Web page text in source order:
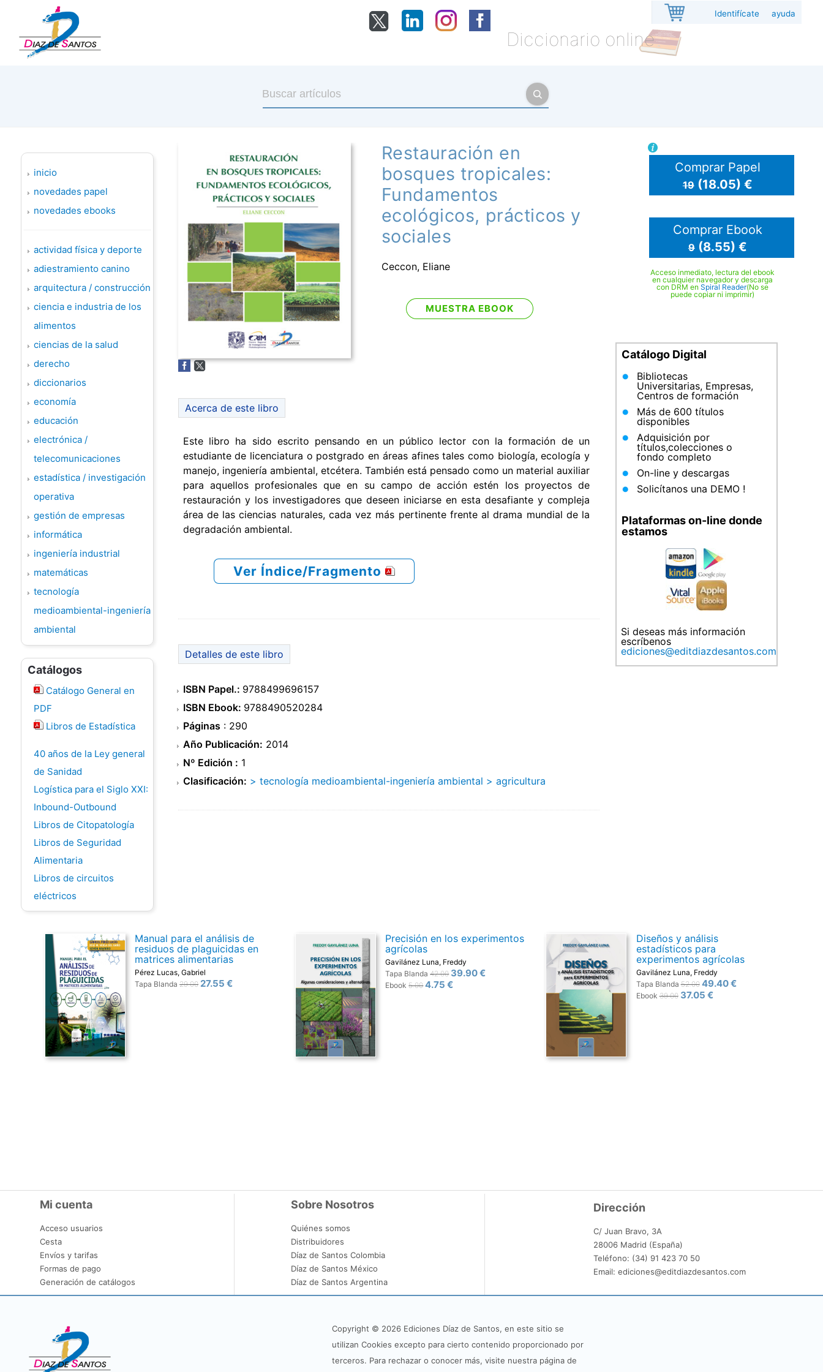
Identifícate ayuda
Diccionario online
inicio
novedades papel
novedades ebooks
actividad física y deporte
adiestramiento canino
arquitectura / construcción
ciencia e industria de los
alimentos
ciencias de la salud
derecho
diccionarios
economía
educación
electrónica /
telecomunicaciones
estadística / investigación
operativa
gestión de empresas
informática
ingeniería industrial
matemáticas
tecnología
medioambiental-ingeniería
ambiental
Catálogos
Catálogo General en
PDF
Libros de Estadística
40 años de la Ley general
de Sanidad
Logística para el Siglo XXI:
Inbound-Outbound
Libros de Citopatología
Libros de Seguridad
Alimentaria
Libros de circuitos
eléctricos
Restauración en
bosques tropicales:
Fundamentos
ecológicos, prácticos y
sociales
Ceccon, Eliane
MUESTRA EBOOK
Acerca de este libro
Este libro ha sido escrito pensando en un público lector con la formación de un
estudiante de licenciatura o postgrado en áreas afines tales como biología, ecología y
manejo, ingeniería ambiental, etcétera. También está pensado como un material auxiliar
para aquellos profesionales que en su campo de acción estén los proyectos de
restauración y los investigadores que deseen iniciarse en esta desafiante y compleja
área de las ciencias naturales, cada vez más pertinente frente al drama mundial de la
degradación ambiental.
Ver Índice/Fragmento
Detalles de este libro
ISBN Papel.: 9788499696157
ISBN Ebook: 9788490520284
Páginas : 290
Año Publicación: 2014
Nº Edición : 1
Clasificación: > tecnología medioambiental-ingeniería ambiental > agricultura
Comprar Papel
19(18.05) €
Comprar Ebook
9(8.55) €
Acceso inmediato, lectura del ebook
en cualquier navegador y descarga
con DRM enSpiral Reader(No se
puede copiar ni imprimir)
Catálogo Digital
Bibliotecas
Universitarias, Empresas,
Centros de formación
Más de 600 títulos
disponibles
Adquisición por
títulos,colecciones o
fondo completo
On-line y descargas
Solicítanos una DEMO !
Plataformas on-line donde
estamos
Si deseas más información
escríbenos
ediciones@editdiazdesantos.com
Manual para el análisis de
residuos de plaguicidas en
matrices alimentarias
Pérez Lucas, Gabriel
Tapa Blanda29.00 27.55 €
Precisión en los experimentos
agrícolas
Gavilánez Luna, Freddy
Tapa Blanda42.00 39.90 €
Ebook5.00 4.75 €
Diseños y análisis
estadísticos para
experimentos agrícolas
Gavilánez Luna, Freddy
Tapa Blanda52.00 49.40 €
Ebook39.00 37.05 €
Mi cuenta
Acceso usuarios
Cesta
Envíos y tarifas
Formas de pago
Generación de catálogos
Sobre Nosotros
Quiénes somos
Distribuidores
Díaz de Santos Colombia
Díaz de Santos México
Díaz de Santos Argentina
Dirección
C/ Juan Bravo, 3A
28006 Madrid (España)
Teléfono: (34) 91 423 70 50
Email: ediciones@editdiazdesantos.com
Copyright © 2026 Ediciones Díaz de Santos, en este sitio se
utilizan Cookies excepto para cierto contenido proporcionado por
terceros. Para rechazar o conocer más, visite nuestra página de